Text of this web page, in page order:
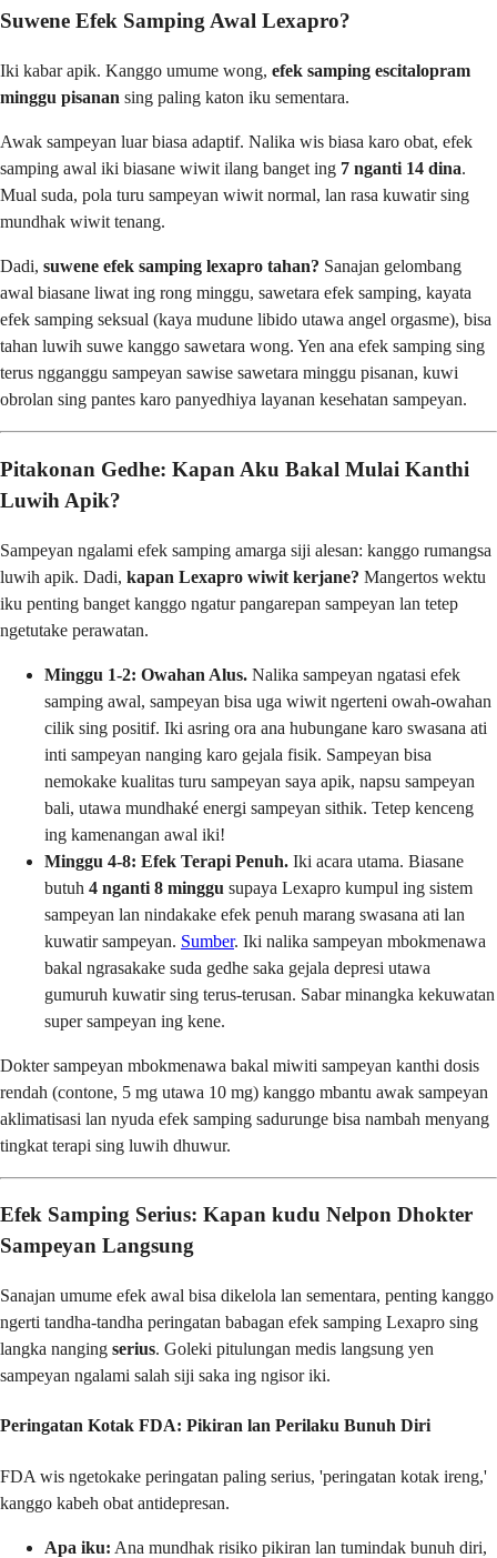
Suwene Efek Samping Awal Lexapro?
Iki kabar apik. Kanggo umume wong, efek samping escitalopram
minggu pisanan sing paling katon iku sementara.
Awak sampeyan luar biasa adaptif. Nalika wis biasa karo obat, efek
samping awal iki biasane wiwit ilang banget ing 7 nganti 14 dina.
Mual suda, pola turu sampeyan wiwit normal, lan rasa kuwatir sing
mundhak wiwit tenang.
Dadi, suwene efek samping lexapro tahan? Sanajan gelombang
awal biasane liwat ing rong minggu, sawetara efek samping, kayata
efek samping seksual (kaya mudune libido utawa angel orgasme), bisa
tahan luwih suwe kanggo sawetara wong. Yen ana efek samping sing
terus ngganggu sampeyan sawise sawetara minggu pisanan, kuwi
obrolan sing pantes karo panyedhiya layanan kesehatan sampeyan.
Pitakonan Gedhe: Kapan Aku Bakal Mulai Kanthi
Luwih Apik?
Sampeyan ngalami efek samping amarga siji alesan: kanggo rumangsa
luwih apik. Dadi, kapan Lexapro wiwit kerjane? Mangertos wektu
iku penting banget kanggo ngatur pangarepan sampeyan lan tetep
ngetutake perawatan.
Minggu 1-2: Owahan Alus. Nalika sampeyan ngatasi efek
samping awal, sampeyan bisa uga wiwit ngerteni owah-owahan
cilik sing positif. Iki asring ora ana hubungane karo swasana ati
inti sampeyan nanging karo gejala fisik. Sampeyan bisa
nemokake kualitas turu sampeyan saya apik, napsu sampeyan
bali, utawa mundhaké energi sampeyan sithik. Tetep kenceng
ing kamenangan awal iki!
Minggu 4-8: Efek Terapi Penuh. Iki acara utama. Biasane
butuh 4 nganti 8 minggu supaya Lexapro kumpul ing sistem
sampeyan lan nindakake efek penuh marang swasana ati lan
kuwatir sampeyan. Sumber. Iki nalika sampeyan mbokmenawa
bakal ngrasakake suda gedhe saka gejala depresi utawa
gumuruh kuwatir sing terus-terusan. Sabar minangka kekuwatan
super sampeyan ing kene.
Dokter sampeyan mbokmenawa bakal miwiti sampeyan kanthi dosis
rendah (contone, 5 mg utawa 10 mg) kanggo mbantu awak sampeyan
aklimatisasi lan nyuda efek samping sadurunge bisa nambah menyang
tingkat terapi sing luwih dhuwur.
Efek Samping Serius: Kapan kudu Nelpon Dhokter
Sampeyan Langsung
Sanajan umume efek awal bisa dikelola lan sementara, penting kanggo
ngerti tandha-tandha peringatan babagan efek samping Lexapro sing
langka nanging serius. Goleki pitulungan medis langsung yen
sampeyan ngalami salah siji saka ing ngisor iki.
Peringatan Kotak FDA: Pikiran lan Perilaku Bunuh Diri
FDA wis ngetokake peringatan paling serius, 'peringatan kotak ireng,'
kanggo kabeh obat antidepresan.
Apa iku: Ana mundhak risiko pikiran lan tumindak bunuh diri,